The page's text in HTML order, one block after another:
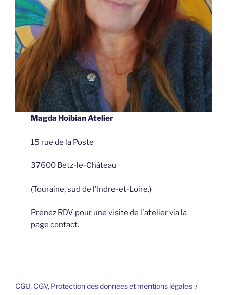
Magda Hoibian Atelier
15 rue de la Poste
37600 Betz-le-Château
(Touraine, sud de l'Indre-et-Loire.)
Prenez RDV pour une visite de l'atelier via la
page contact.
CGU, CGV, Protection des données et mentions légales